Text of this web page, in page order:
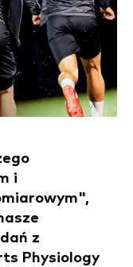
i
z
Physiology